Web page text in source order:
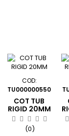
COD:
TU000000550
COT TUB
RIGID 20MM
(0)